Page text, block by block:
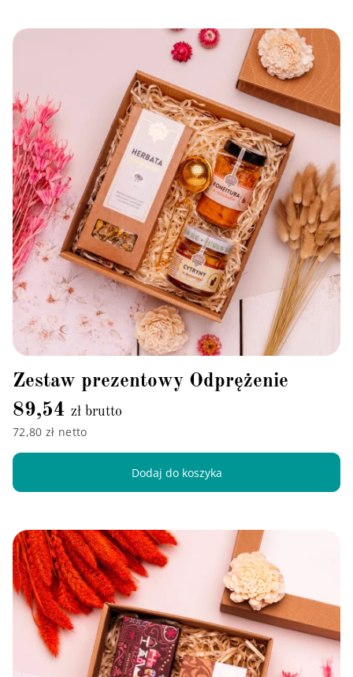
Zestaw prezentowy Odprężenie
89,54 zł brutto
72,80 zł netto
Dodaj do koszyka